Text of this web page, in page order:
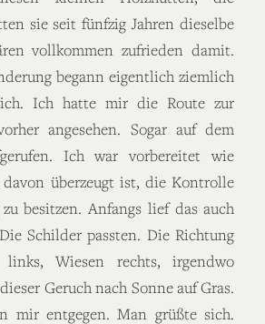
sie seit fünfzig Jahren dieselbe
vollkommen zufrieden damit.
begann eigentlich ziemlich
Ich hatte mir die Route zur
angesehen. Sogar auf dem
Ich war vorbereitet wie
überzeugt ist, die Kontrolle
besitzen. Anfangs lief das auch
Schilder passten. Die Richtung
links, Wiesen rechts, irgendwo
Geruch nach Sonne auf Gras.
mir entgegen. Man grüßte sich.